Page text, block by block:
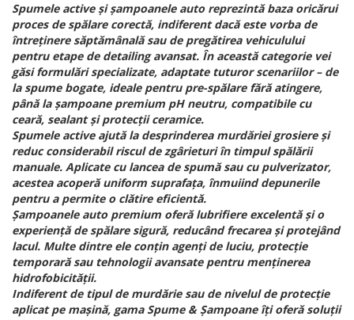
Spumele active și șampoanele auto reprezintă baza oricărui
proces de spălare corectă, indiferent dacă este vorba de
întreținere săptămânală sau de pregătirea vehiculului
pentru etape de detailing avansat. În această categorie vei
găsi formulări specializate, adaptate tuturor scenariilor – de
la spume bogate, ideale pentru pre-spălare fără atingere,
până la șampoane premium pH neutru, compatibile cu
ceară, sealant și protecții ceramice.
Spumele active ajută la desprinderea murdăriei grosiere și
reduc considerabil riscul de zgârieturi în timpul spălării
manuale. Aplicate cu lancea de spumă sau cu pulverizator,
acestea acoperă uniform suprafața, înmuiind depunerile
pentru a permite o clătire eficientă.
Șampoanele auto premium oferă lubrifiere excelentă și o
experiență de spălare sigură, reducând frecarea și protejând
lacul. Multe dintre ele conțin agenți de luciu, protecție
temporară sau tehnologii avansate pentru menținerea
hidrofobicității.
Indiferent de tipul de murdărie sau de nivelul de protecție
aplicat pe mașină, gama Spume & Șampoane îți oferă soluții